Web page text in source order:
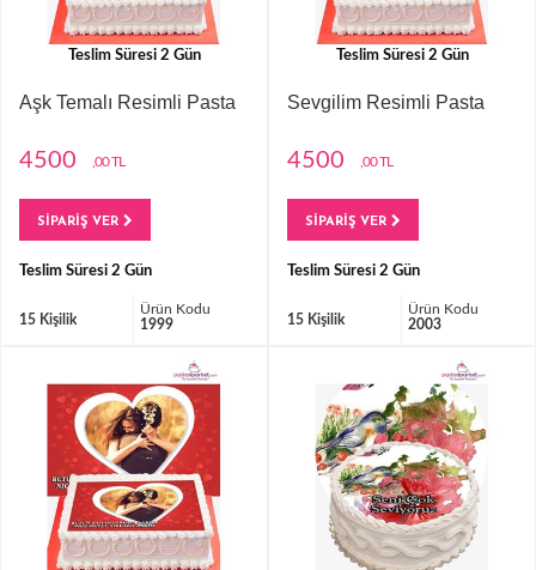
Teslim Süresi 2 Gün
Aşk Temalı Resimli Pasta
4500 ,00 TL
SİPARİŞ VER
Teslim Süresi 2 Gün
15 Kişilik
Ürün Kodu
1999
Teslim Süresi 2 Gün
Sevgilim Resimli Pasta
4500 ,00 TL
SİPARİŞ VER
Teslim Süresi 2 Gün
15 Kişilik
Ürün Kodu
2003